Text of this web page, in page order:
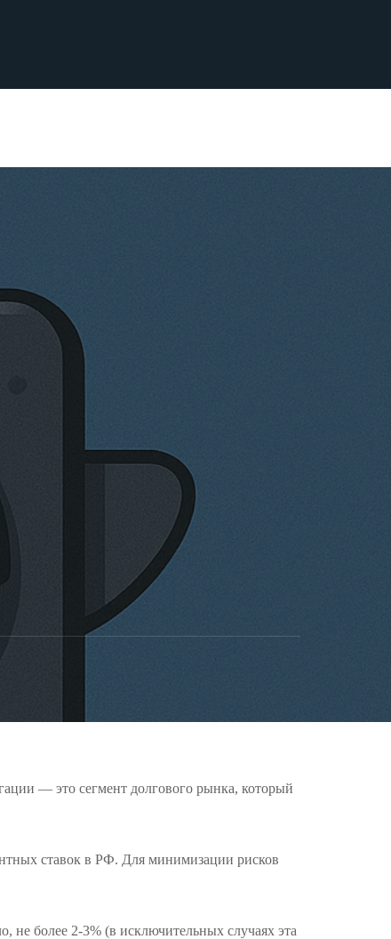
— это сегмент долгового рынка, который
ставок в РФ. Для минимизации рисков
более 2-3% (в исключительных случаях эта